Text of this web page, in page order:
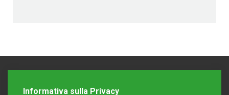
Informativa sulla Privacy